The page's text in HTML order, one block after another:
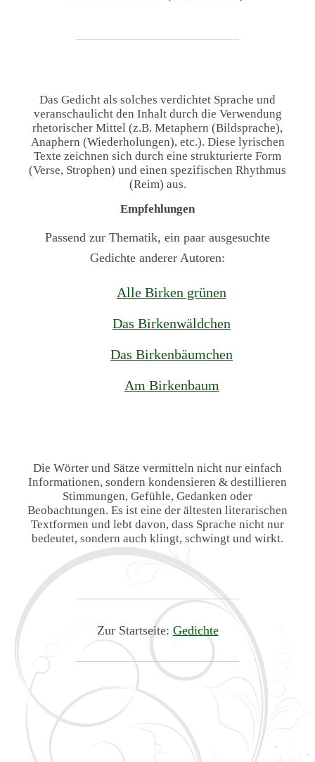
Das Gedicht als solches verdichtet Sprache und
veranschaulicht den Inhalt durch die Verwendung
rhetorischer Mittel (z.B. Metaphern (Bildsprache),
Anaphern (Wiederholungen), etc.). Diese lyrischen
Texte zeichnen sich durch eine strukturierte Form
(Verse, Strophen) und einen spezifischen Rhythmus
(Reim) aus.
Empfehlungen
Passend zur Thematik, ein paar ausgesuchte
Gedichte anderer Autoren:
Alle Birken grünen
Das Birkenwäldchen
Das Birkenbäumchen
Am Birkenbaum
Die Wörter und Sätze vermitteln nicht nur einfach
Informationen, sondern kondensieren & destillieren
Stimmungen, Gefühle, Gedanken oder
Beobachtungen. Es ist eine der ältesten literarischen
Textformen und lebt davon, dass Sprache nicht nur
bedeutet, sondern auch klingt, schwingt und wirkt.
Zur Startseite: Gedichte